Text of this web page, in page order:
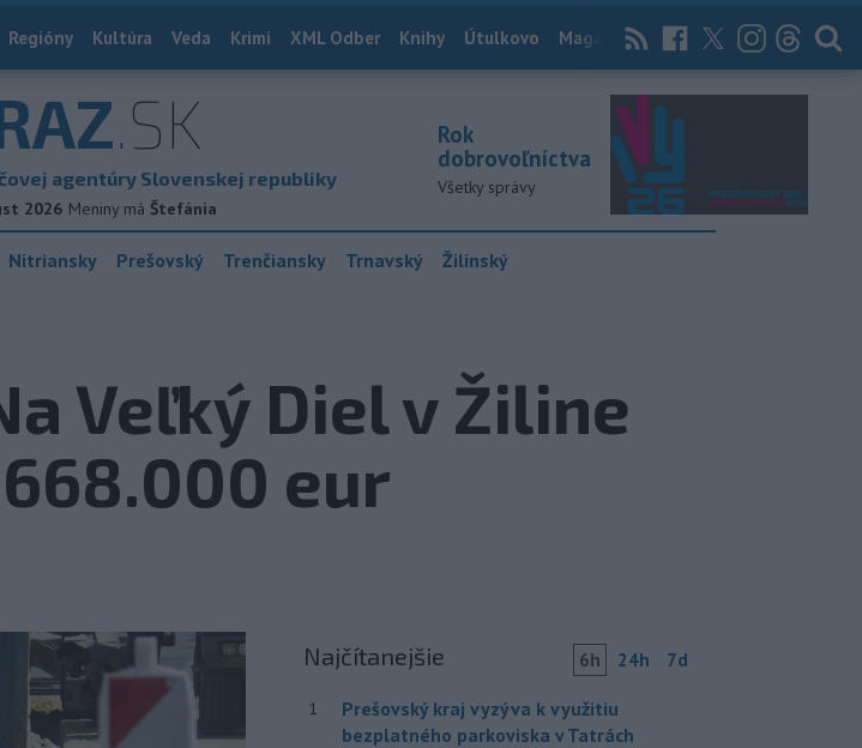
Regióny Kultúra Veda Krimi XML Odber Knihy Útulkovo Magazín News Now Archív
.SK
agentúry Slovenskej republiky
2026 Meniny má Štefánia
Rok
dobrovoľníctva
Všetky správy
Nitriansky Prešovský Trenčiansky Trnavský Žilinský
Veľký Diel v Žiline
eur
Najčítanejšie 6h 24h 7d
1
Prešovský kraj vyzýva k využitiu
bezplatného parkoviska v Tatrách